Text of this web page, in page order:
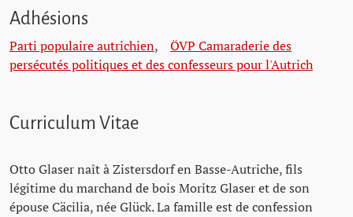
Adhésions
Parti populaire autrichien, ÖVP Camaraderie des
persécutés politiques et des confesseurs pour l'Autrich
Curriculum Vitae
Otto Glaser naît à Zistersdorf en Basse-Autriche, fils
légitime du marchand de bois Moritz Glaser et de son
épouse Cäcilia, née Glück. La famille est de confession